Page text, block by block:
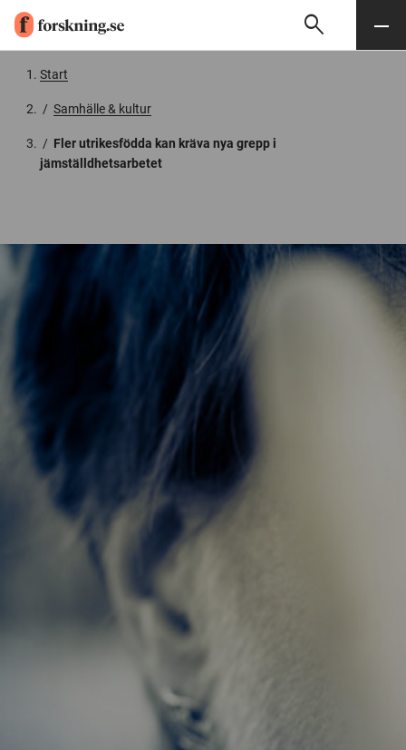
Söksearch Meny
Start
/ Samhälle & kultur
/ Fler utrikesfödda kan kräva nya grepp i
jämställdhetsarbetet